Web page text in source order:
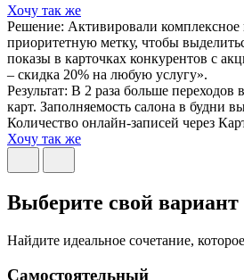
Хочу так же
Решение: Активировали
приоритетную метку, чтобы
показы в карточках конкурентов с
– скидка 20% на любую услугу».
Результат: В 2 раза больше переходов
карт. Заполняемость салона в будни
Количество онлайн-записей через
Хочу так же
Выберите свой
Найдите идеальное сочетание,
Самостоятельный